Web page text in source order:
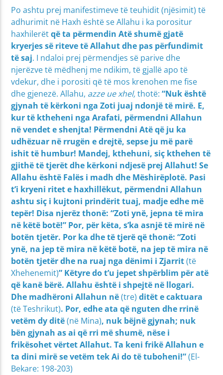
Po ashtu prej manifestimeve të teuhidit (njësimit) të
adhurimit në Haxh është se Allahu i ka porositur
haxhilerëtqë ta përmendin Atë shumë gjatë
kryerjes së riteve të Allahut dhe pas përfundimit
të saj. I ndaloi prej përmendjes së parive dhe
njerëzve të mëdhenj me ndikim, të gjallë apo të
vdekur, dhe i porositi që të mos krenohen me fise
dhe gjenezë. Allahu, azze ue xhel,thotë: “Nuk është
gjynah të kërkoni nga Zoti juaj ndonjë të mirë. E,
kur të ktheheni nga Arafati, përmendni Allahun
në vendet e shenjta! Përmendni Atë që ju ka
udhëzuar në rrugën e drejtë, sepse ju më parë
ishit të humbur! Mandej, kthehuni, siç kthehen të
gjithë të tjerët dhe kërkoni ndjesë prej Allahut! Se
Allahu është Falës i madh dhe Mëshirëplotë. Pasi
t’i kryeni ritet e haxhillëkut, përmendni Allahun
ashtu siç i kujtoni prindërit tuaj, madje edhe më
tepër! Disa njerëz thonë: “Zoti ynë, jepna të mira
në këtë botë!” Por, për këta, s’ka asnjë të mirë në
botën tjetër. Por ka dhe të tjerë që thonë: “Zoti
ynë, na jep të mira në këtë botë, na jep të mira në
botën tjetër dhe na ruaj nga dënimi i Zjarrit(të
Xhehenemit)” Këtyre do t’u jepet shpërblim për atë
që kanë bërë. Allahu është i shpejtë në llogari.
Dhe madhëroni Allahun në(tre) ditët e caktuara
(të Teshrikut). Por, edhe ata që nguten dhe rrinë
vetëm dy ditë(në Mina), nuk bëjnë gjynah; nuk
bën gjynah as ai që rri më shumë, nëse i
frikësohet vërtet Allahut. Ta keni frikë Allahun e
ta dini mirë se vetëm tek Ai do të tuboheni!”(El-
Bekare: 198-203)